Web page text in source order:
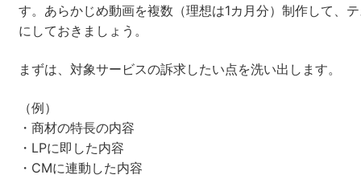
す。あらかじめ動画を複数（理想は1カ月分）制作して、
にしておきましょう。
まずは、対象サービスの訴求したい点を洗い出します。
（例）
・商材の特長の内容
・LPに即した内容
・CMに連動した内容